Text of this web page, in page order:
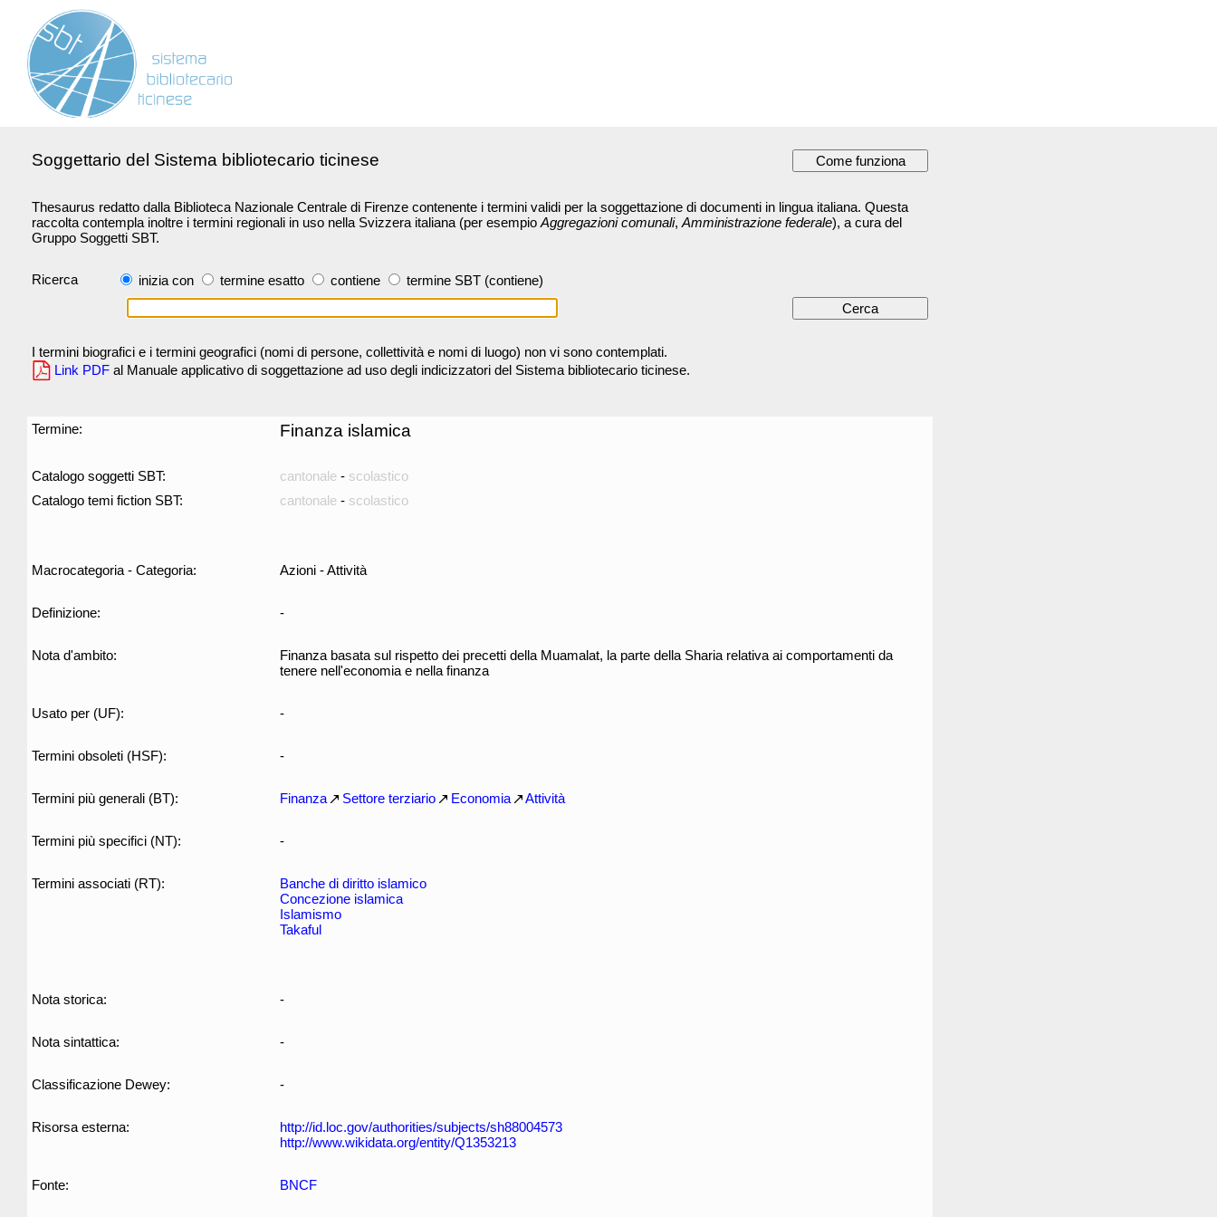
Soggettario del Sistema bibliotecario ticinese
Thesaurus redatto dalla Biblioteca Nazionale Centrale di Firenze contenente i termini validi per la soggettazione di documenti in lingua italiana. Questa
raccolta contempla inoltre i termini regionali in uso nella Svizzera italiana (per esempio Aggregazioni comunali, Amministrazione federale), a cura del
Gruppo Soggetti SBT.
Ricerca inizia con termine esatto contiene termine SBT (contiene)
I termini biografici e i termini geografici (nomi di persone, collettività e nomi di luogo) non vi sono contemplati.
Link PDF al Manuale applicativo di soggettazione ad uso degli indicizzatori del Sistema bibliotecario ticinese.
Termine: Finanza islamica
Catalogo soggetti SBT: cantonale - scolastico
Catalogo temi fiction SBT:
cantonale - scolastico
Macrocategoria - Categoria: Azioni - Attività
Definizione: -
Nota d'ambito:
Finanza basata sul rispetto dei precetti della Muamalat, la parte della Sharia relativa ai comportamenti da
tenere nell'economia e nella finanza
Usato per (UF): -
Termini obsoleti (HSF): -
Termini più generali (BT): Finanza Settore terziario Economia Attività
Termini più specifici (NT): -
Termini associati (RT):
Banche di diritto islamico
Concezione islamica
Islamismo
Takaful
Nota storica: -
Nota sintattica: -
Classificazione Dewey: -
Risorsa esterna:
http://id.loc.gov/authorities/subjects/sh88004573
http://www.wikidata.org/entity/Q1353213
Fonte: BNCF